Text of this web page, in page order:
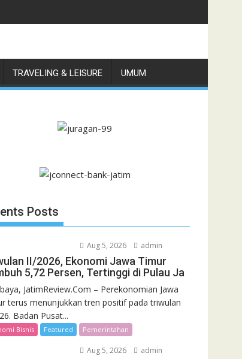
15,5 Persen
TRAVELING & LEISURE UMUM
Posts
Aug 5, 2026 admin
II/2026, Ekonomi Jawa Timur
5,72 Persen, Tertinggi di Pulau Ja
JatimReview.Com – Perekonomian Jawa
terus menunjukkan tren positif pada triwulan
Badan Pusat...
Bisnis Featured Pemerintahan
Aug 5, 2026 admin